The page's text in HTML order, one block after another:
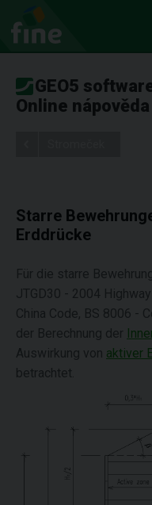
GEO5
Online nápověda
Starre
Erddrücke
Für die starre
JTGD30 - 2004
China Code, BS 8006 -
der Berechnung der
Auswirkung von aktiver
betrachtet.